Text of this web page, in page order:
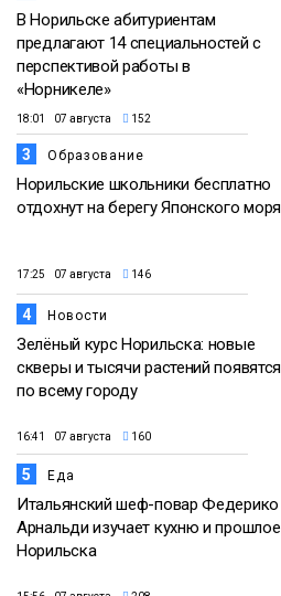
В Норильске абитуриентам
предлагают 14 специальностей с
перспективой работы в
«Норникеле»
18:01 07 августа 152
3 Образование
Норильские школьники бесплатно
отдохнут на берегу Японского моря
17:25 07 августа 146
4 Новости
Зелёный курс Норильска: новые
скверы и тысячи растений появятся
по всему городу
16:41 07 августа 160
5 Еда
Итальянский шеф-повар Федерико
Арнальди изучает кухню и прошлое
Норильска